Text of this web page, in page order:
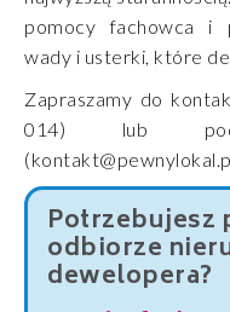
pomocy fachowca i
wady i usterki, które
Zapraszamy do
014) lub pod
Potrzebujesz
odbiorze
dewelopera?